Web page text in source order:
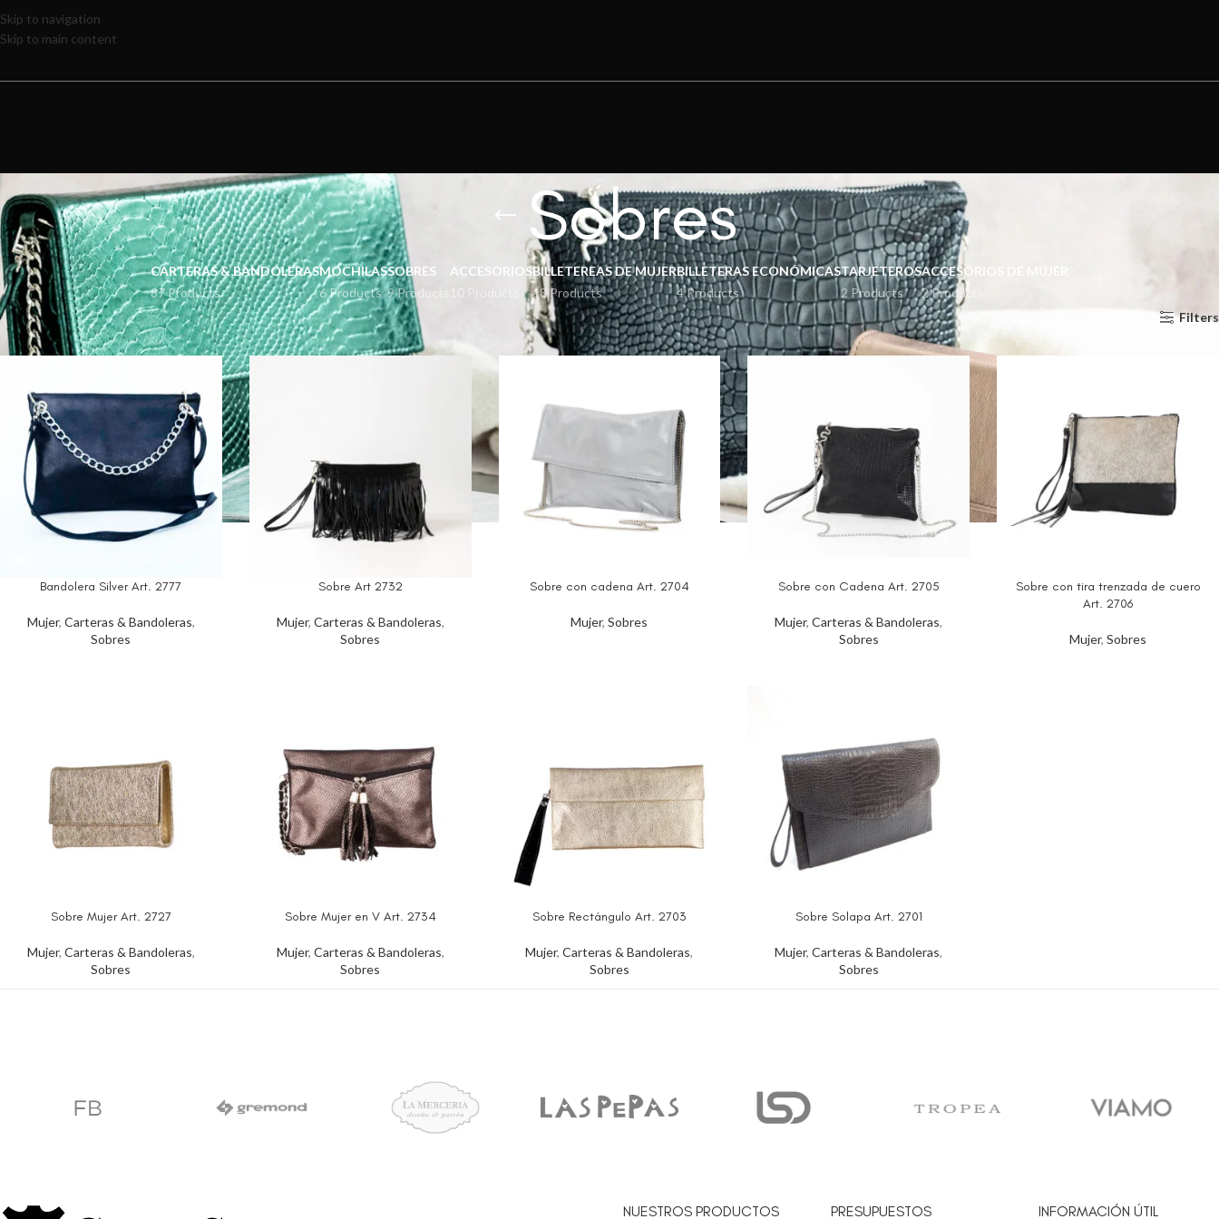
Skip to navigation
Skip to main content
Sobres
CARTERAS & BANDOLERAS
87 Products
MOCHILAS
6 Products
SOBRES
9 Products
ACCESORIOS
10 Products
BILLETEREAS DE MUJER
18 Products
BILLETERAS ECONÓMICAS
4 Products
TARJETEROS
2 Products
ACCESORIOS DE MUJER
2 Products
Inicio Mujer Sobres Show Filters
Bandolera Silver Art. 2777
Mujer, Carteras & Bandoleras,
Sobres
Sobre Art 2732
Mujer, Carteras & Bandoleras,
Sobres
Sobre con cadena Art. 2704
Mujer,Sobres
Sobre con Cadena Art. 2705
Mujer,Carteras & Bandoleras,
Sobres
Sobre con tira trenzada de cuero
Art. 2706
Mujer,Sobres
Sobre Mujer Art. 2727
Mujer, Carteras & Bandoleras,
Sobres
Sobre Mujer en V Art. 2734
Mujer, Carteras & Bandoleras,
Sobres
Sobre Rectángulo Art. 2703
Mujer,Carteras & Bandoleras,
Sobres
Sobre Solapa Art. 2701
Mujer,Carteras & Bandoleras,
Sobres
NUESTROS PRODUCTOS PRESUPUESTOS INFORMACIÓN ÚTIL